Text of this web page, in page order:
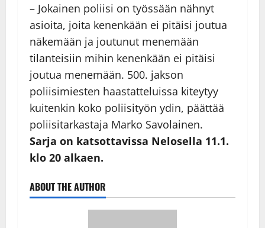
– Jokainen poliisi on työssään nähnyt
asioita, joita kenenkään ei pitäisi joutua
näkemään ja joutunut menemään
tilanteisiin mihin kenenkään ei pitäisi
joutua menemään. 500. jakson
poliisimiesten haastatteluissa kiteytyy
kuitenkin koko poliisityön ydin, päättää
poliisitarkastaja Marko Savolainen.
Sarja on katsottavissa Nelosella 11.1.
klo 20 alkaen.
ABOUT THE AUTHOR